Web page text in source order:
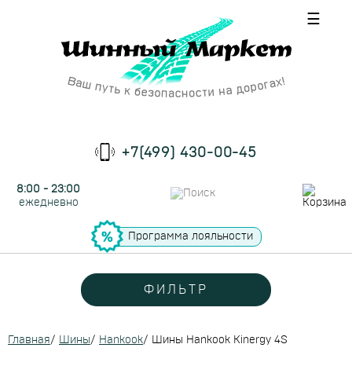
☰
+7(499) 430-00-45
8:00 - 23:00
ежедневно
Программа лояльности
ФИЛЬТР
Главная/ Шины/ Hankook/ Шины Hankook Kinergy 4S